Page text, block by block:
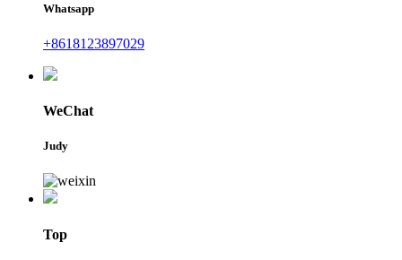
Whatsapp
+8618123897029
WeChat
Judy
Top